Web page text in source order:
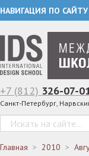
НАВИГАЦИЯ ПО САЙТУ
+7 (812) 326-07-
Санкт-Петербург,
Главная 2010